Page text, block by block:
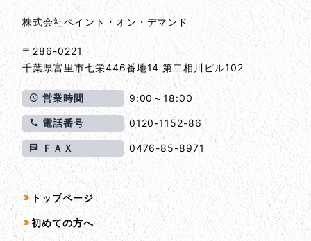
株式会社ペイント・オン・デマンド
〒286-0221
千葉県富里市七栄446番地14 第二相川ビル102
営業時間 9:00～18:00
電話番号 0120-1152-86
ＦＡＸ 0476-85-8971
サイトマップ
トップページ
初めての方へ